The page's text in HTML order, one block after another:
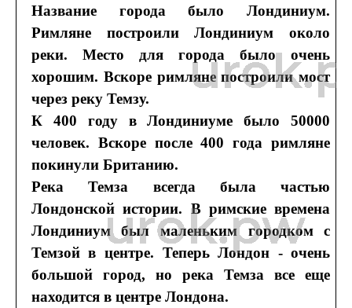
Название города было Лондиниум.
Римляне построили Лондиниум около
реки. Место для города было очень
хорошим. Вскоре римляне построили мост
через реку Темзу.
К 400 году в Лондиниуме было 50000
человек. Вскоре после 400 года римляне
покинули Британию.
Река Темза всегда была частью
Лондонской истории. В римские времена
Лондиниум был маленьким городком с
Темзой в центре. Теперь Лондон - очень
большой город, но река Темза все еще
находится в центре Лондона.